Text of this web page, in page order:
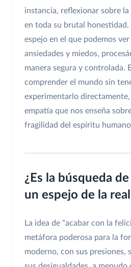
instancia, reflexionar sobre
en toda su brutal
espejo en el que podemos
ansiedades y miedos,
manera segura y controlada.
comprender el mundo sin
experimentarlo
empatía que nos enseña
fragilidad del espíritu
¿Es la búsqueda
un espejo de la
La idea de "acabar con la
metáfora poderosa para la
moderno, con sus presiones,